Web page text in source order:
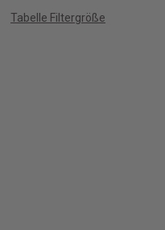
Tabelle Filtergröße